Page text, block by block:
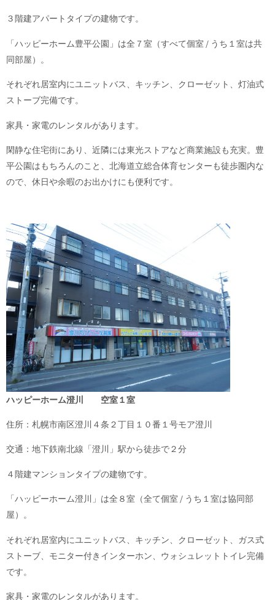
３階建アパートタイプの建物です。
「ハッピーホーム豊平公園」は全７室（すべて個室 / うち１室は共
同部屋）。
それぞれ居室内にユニットバス、キッチン、クローゼット、灯油式
ストーブ完備です。
家具・家電のレンタルがあります。
閑静な住宅街にあり、近隣には東光ストアなど商業施設も充実。豊
平公園はもちろんのこと、北海道立総合体育センターも徒歩圏内な
ので、休日や余暇のお出かけにも便利です。
ハッピーホーム澄川 空室１室
住所：札幌市南区澄川４条２丁目１０番１号モア澄川
交通：地下鉄南北線「澄川」駅から徒歩で２分
４階建マンションタイプの建物です。
「ハッピーホーム澄川」は全８室（全て個室 / うち１室は協同部
屋）。
それぞれ居室内にユニットバス、キッチン、クローゼット、ガス式
ストーブ、モニター付きインターホン、ウォシュレットトイレ完備
です。
家具・家電のレンタルがあります。